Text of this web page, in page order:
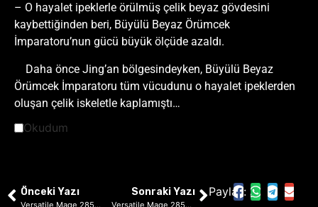
– O hayalet ipeklerle örülmüş çelik beyaz gövdesini
kaybettiğinden beri, Büyülü Beyaz Örümcek
İmparatoru’nun gücü büyük ölçüde azaldı.
Daha önce Jing’an bölgesindeyken, Büyülü Beyaz
Örümcek İmparatoru tüm vücudunu o hayalet ipeklerden
oluşan çelik iskeletle kaplamıştı…
Okudum
Önceki Yazı
Versatile Mage 2855: Doğu Şehri’nin Kahramanları
Sonraki Yazı
Versatile Mage 2857: Sarsılmaz
Paylaş: